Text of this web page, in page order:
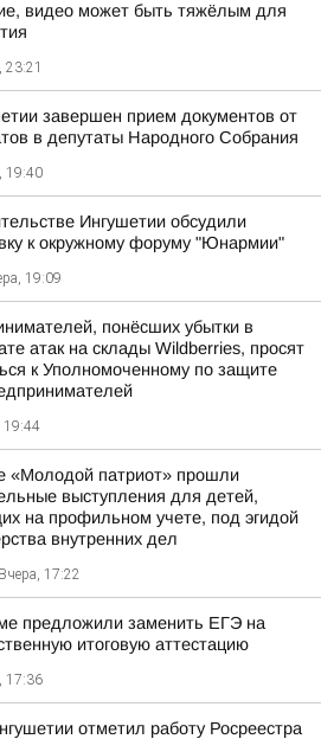
видео может быть тяжёлым для
23:21
завершен прием документов от
в депутаты Народного Собрания
19:40
Ингушетии обсудили
к окружному форуму "Юнармии"
19:09
понёсших убытки в
атак на склады Wildberries, просят
к Уполномоченному по защите
19:44
«Молодой патриот» прошли
выступления для детей,
на профильном учете, под эгидой
внутренних дел
Вчера, 17:22
предложили заменить ЕГЭ на
итоговую аттестацию
17:36
отметил работу Росреестра